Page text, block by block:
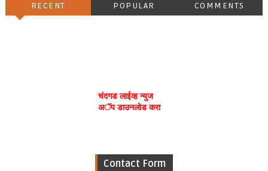
RECENT POPULAR COMMENTS
चंदगड लाईव्ह न्युज
अॅप डाउनलोड करा
Contact Form